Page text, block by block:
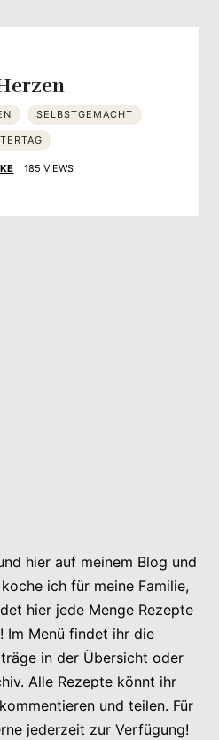
SELBSTGEMACHT
185 VIEWS
hier auf meinem Blog und
ich für meine Familie,
hier jede Menge Rezepte
Im Menü findet ihr die
in der Übersicht oder
Alle Rezepte könnt ihr
und teilen. Für
jederzeit zur Verfügung!